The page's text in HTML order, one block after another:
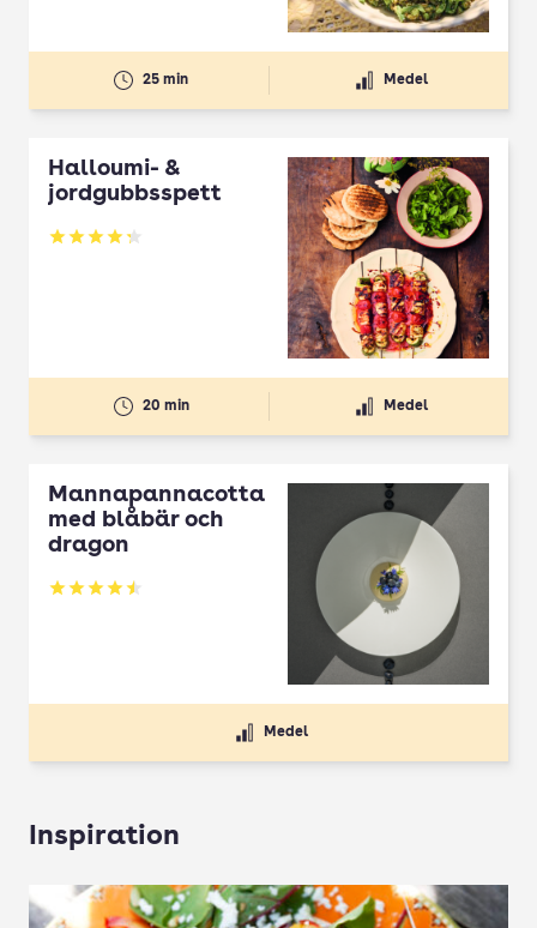
25 min Medel
Halloumi- &
jordgubbsspett
Betyg: 4.3 av 5
20 min Medel
Mannapannacotta
med blåbär och
dragon
Betyg: 4.5 av 5
Medel
Inspiration